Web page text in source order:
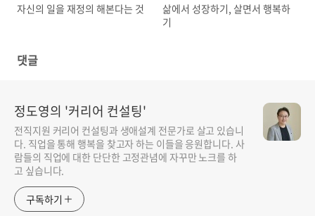
자신의 일을 재정의 해본다는 것
삶에서 성장하기, 살면서 행복하
기
댓글
정도영의 '커리어 컨설팅'
전직지원 커리어 컨설팅과 생애설계 전문가로 살고 있습니
다. 직업을 통해 행복을 찾고자 하는 이들을 응원합니다. 사
람들의 직업에 대한 단단한 고정관념에 자꾸만 노크를 하
고 싶습니다.
구독하기